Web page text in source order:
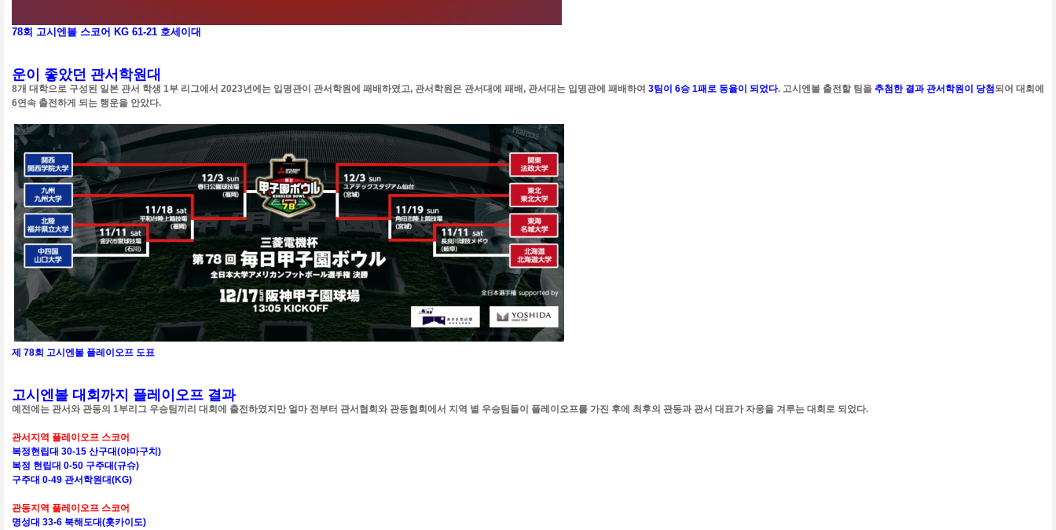
78회 고시엔볼 스코어 KG 61-21 호세이대
운이 좋았던 관서학원대
8개 대학으로 구성된 일본 관서 학생 1부 리그에서 2023년에는 입명관이 관서학원에 패배하였고, 관서학원은 관서대에 패배, 관서대는 입명관에 패배하여 3팀이 6승 1패로 동율이 되었다. 고시엔볼 출전할 팀을 추첨한 결과 관서학원이 당첨 되어 대회에
6연속 출전하게 되는 행운을 안았다.
제 78회 고시엔볼 플레이오프 도표
고시엔볼 대회까지 플레이오프 결과
예전에는 관서와 관동의 1부리그 우승팀끼리 대회에 출전하였지만 얼마 전부터 관서협회와 관동협회에서 지역 별 우승팀들이 플레이오프를 가진 후에 최후의 관동과 관서 대표가 자웅을 겨루는 대회로 되었다.
관서지역 플레이오프 스코어
복정현립대 30-15 산구대(야마구치)
복정 현립대 0-50 구주대(규슈)
구주대 0-49 관서학원대(KG)
관동지역 플레이오프 스코어
명성대 33-6 북해도대(홋카이도)